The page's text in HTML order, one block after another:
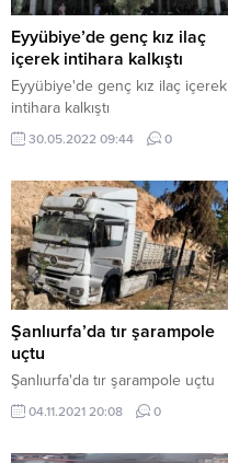
Eyyübiye’de genç kız ilaç
içerek intihara kalkıştı
Eyyübiye'de genç kız ilaç içerek
intihara kalkıştı
30.05.2022 09:44 0
Şanlıurfa’da tır şarampole
uçtu
Şanlıurfa'da tır şarampole uçtu
04.11.2021 20:08 0